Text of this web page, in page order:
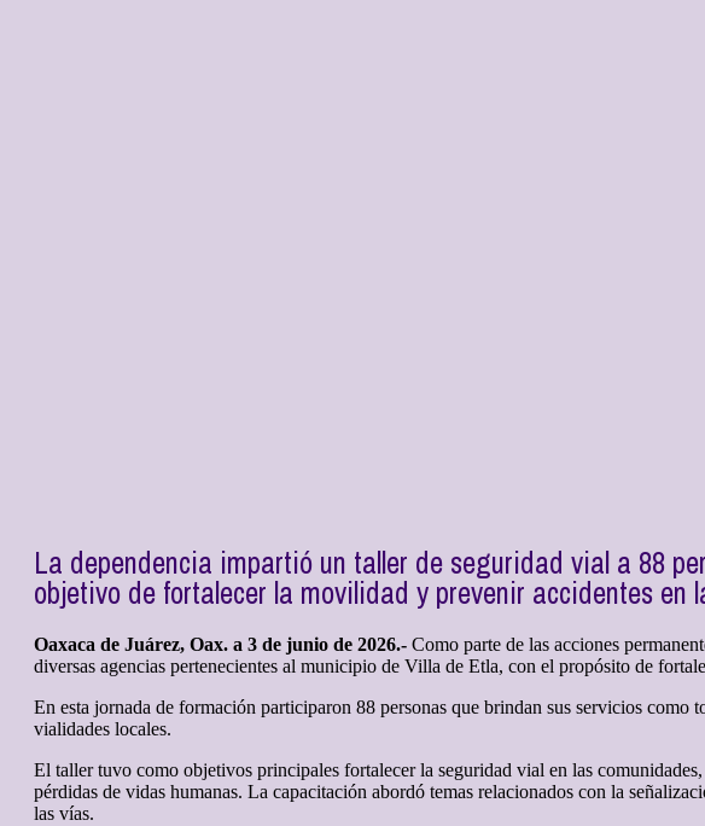
La dependencia impartió un taller de seguridad vial a 88
objetivo de fortalecer la movilidad y prevenir accidentes en
Oaxaca de Juárez, Oax. a 3 de junio de 2026.- Como parte de las acciones
diversas agencias pertenecientes al municipio de Villa de Etla, con el propósito de
En esta jornada de formación participaron 88 personas que brindan sus servicios como
vialidades locales.
El taller tuvo como objetivos principales fortalecer la seguridad vial en las
pérdidas de vidas humanas. La capacitación abordó temas relacionados con la
las vías.